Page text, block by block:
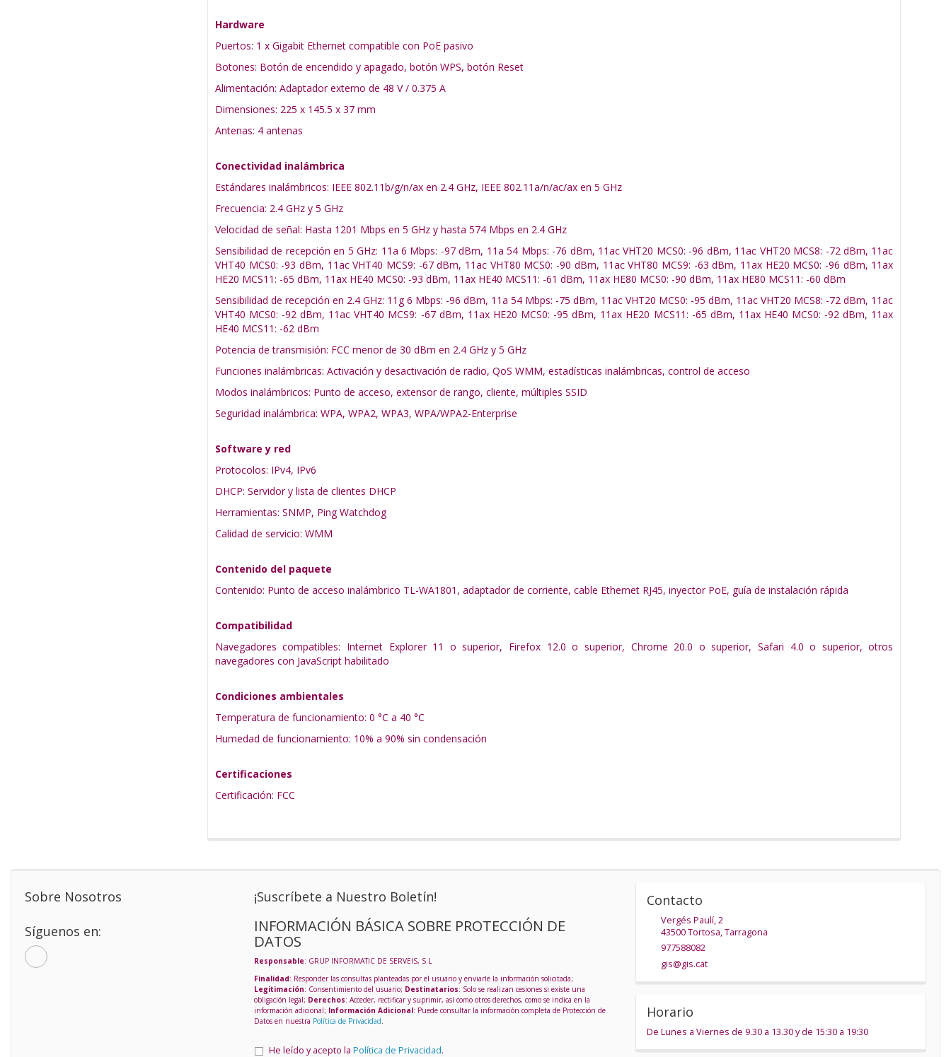
Hardware
Puertos: 1 x Gigabit Ethernet compatible con PoE pasivo
Botones: Botón de encendido y apagado, botón WPS, botón Reset
Alimentación: Adaptador externo de 48 V / 0.375 A
Dimensiones: 225 x 145.5 x 37 mm
Antenas: 4 antenas
Conectividad inalámbrica
Estándares inalámbricos: IEEE 802.11b/g/n/ax en 2.4 GHz, IEEE 802.11a/n/ac/ax en 5 GHz
Frecuencia: 2.4 GHz y 5 GHz
Velocidad de señal: Hasta 1201 Mbps en 5 GHz y hasta 574 Mbps en 2.4 GHz
Sensibilidad de recepción en 5 GHz: 11a 6 Mbps: -97 dBm, 11a 54 Mbps: -76 dBm, 11ac VHT20 MCS0: -96 dBm, 11ac VHT20 MCS8: -72 dBm, 11ac
VHT40 MCS0: -93 dBm, 11ac VHT40 MCS9: -67 dBm, 11ac VHT80 MCS0: -90 dBm, 11ac VHT80 MCS9: -63 dBm, 11ax HE20 MCS0: -96 dBm, 11ax
HE20 MCS11: -65 dBm, 11ax HE40 MCS0: -93 dBm, 11ax HE40 MCS11: -61 dBm, 11ax HE80 MCS0: -90 dBm, 11ax HE80 MCS11: -60 dBm
Sensibilidad de recepción en 2.4 GHz: 11g 6 Mbps: -96 dBm, 11a 54 Mbps: -75 dBm, 11ac VHT20 MCS0: -95 dBm, 11ac VHT20 MCS8: -72 dBm, 11ac
VHT40 MCS0: -92 dBm, 11ac VHT40 MCS9: -67 dBm, 11ax HE20 MCS0: -95 dBm, 11ax HE20 MCS11: -65 dBm, 11ax HE40 MCS0: -92 dBm, 11ax
HE40 MCS11: -62 dBm
Potencia de transmisión: FCC menor de 30 dBm en 2.4 GHz y 5 GHz
Funciones inalámbricas: Activación y desactivación de radio, QoS WMM, estadísticas inalámbricas, control de acceso
Modos inalámbricos: Punto de acceso, extensor de rango, cliente, múltiples SSID
Seguridad inalámbrica: WPA, WPA2, WPA3, WPA/WPA2-Enterprise
Software y red
Protocolos: IPv4, IPv6
DHCP: Servidor y lista de clientes DHCP
Herramientas: SNMP, Ping Watchdog
Calidad de servicio: WMM
Contenido del paquete
Contenido: Punto de acceso inalámbrico TL-WA1801, adaptador de corriente, cable Ethernet RJ45, inyector PoE, guía de instalación rápida
Compatibilidad
Navegadores compatibles: Internet Explorer 11 o superior, Firefox 12.0 o superior, Chrome 20.0 o superior, Safari 4.0 o superior, otros
navegadores con JavaScript habilitado
Condiciones ambientales
Temperatura de funcionamiento: 0 °C a 40 °C
Humedad de funcionamiento: 10% a 90% sin condensación
Certificaciones
Certificación: FCC
Sobre Nosotros
Síguenos en:
¡Suscríbete a Nuestro Boletín!
INFORMACIÓN BÁSICA SOBRE PROTECCIÓN DE
DATOS
Responsable: GRUP INFORMATIC DE SERVEIS, S.L
Finalidad: Responder las consultas planteadas por el usuario y enviarle la información solicitada;
Legitimación: Consentimiento del usuario; Destinatarios: Solo se realizan cesiones si existe una
obligación legal; Derechos: Acceder, rectificar y suprimir, así como otros derechos, como se indica en la
información adicional; Información Adicional: Puede consultar la información completa de Protección de
Datos en nuestra Política de Privacidad.
He leído y acepto la Política de Privacidad.
Contacto
Vergés Paulí, 2
43500Tortosa,Tarragona
977588082
gis@gis.cat
Horario
De Lunes a Viernes de 9.30 a 13.30 y de 15:30 a 19:30